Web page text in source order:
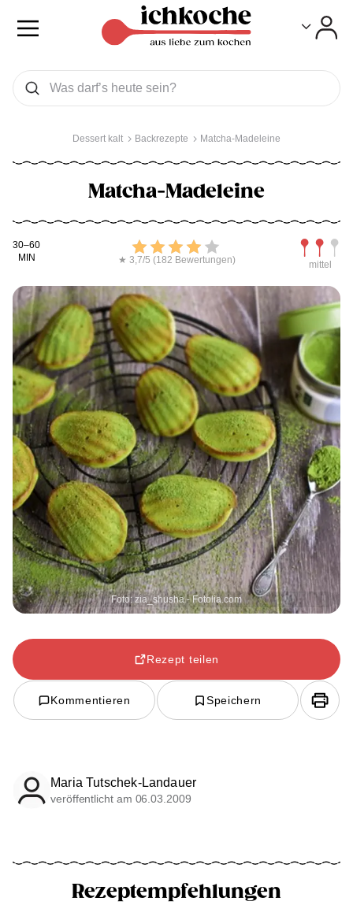
Was wollen Sie suchen
Suchen
Dessert kalt Backrezepte Matcha-Madeleine
Matcha-Madeleine
Kochdauer
30–60
MIN
Bewerten
★ 3,7/5 (182 Bewertungen) mittel
Foto: zia_shusha - Fotolia.com
Rezept teilen
Kommentieren Speichern
Maria Tutschek-Landauer
veröffentlicht am 06.03.2009
Rezeptempfehlungen